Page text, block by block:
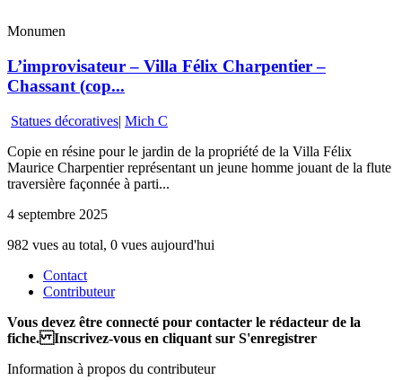
Monumen
L’improvisateur – Villa Félix Charpentier –
Chassant (cop...
Statues décoratives| Mich C
Copie en résine pour le jardin de la propriété de la Villa Félix
Maurice Charpentier représentant un jeune homme jouant de la flute
traversière façonnée à parti...
4 septembre 2025
982 vues au total, 0 vues aujourd'hui
Contact
Contributeur
Vous devez être connecté pour contacter le rédacteur de la
fiche. Inscrivez-vous en cliquant sur S'enregistrer
Information à propos du contributeur